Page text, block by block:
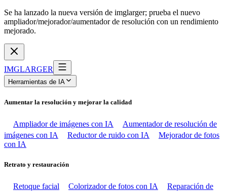
Se ha lanzado la nueva versión de imglarger; prueba el nuevo
ampliador/mejorador/aumentador de resolución con un rendimiento
mejorado.
IMGLARGER
Herramientas de IA
Aumentar la resolución y mejorar la calidad
Ampliador de imágenes con IA
Aumentador de resolución de
imágenes con IA
Reductor de ruido con IA
Mejorador de fotos
con IA
Retrato y restauración
Retoque facial Colorizador de fotos con IA
Reparación de